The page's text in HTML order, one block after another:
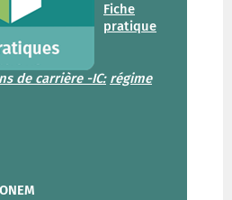
Fiche
pratique
de carrière -IC: régime